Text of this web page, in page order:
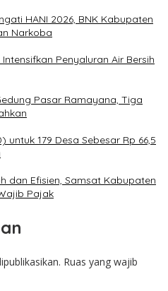
HANI 2026, BNK Kabupaten
Narkoba
Penyaluran Air Bersih
Pasar Ramayana, Tiga
untuk 179 Desa Sebesar Rp 66,5
dan Efisien, Samsat Kabupaten
Pajak
Ruas yang wajib